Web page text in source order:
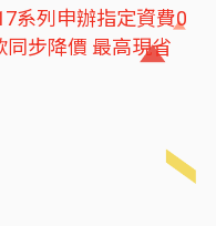
系列申辦指定資費0
同步降價 最高現省